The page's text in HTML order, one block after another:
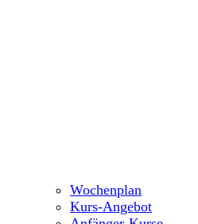
Wochenplan
Kurs-Angebot